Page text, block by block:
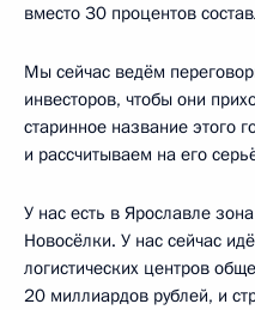
вместо 30 процентов
Мы сейчас ведём
инвесторов, чтобы они
старинное название этого
и рассчитываем на его
У нас есть в Ярославле
Новосёлки. У нас сейчас
логистических центров
20 миллиардов рублей, и